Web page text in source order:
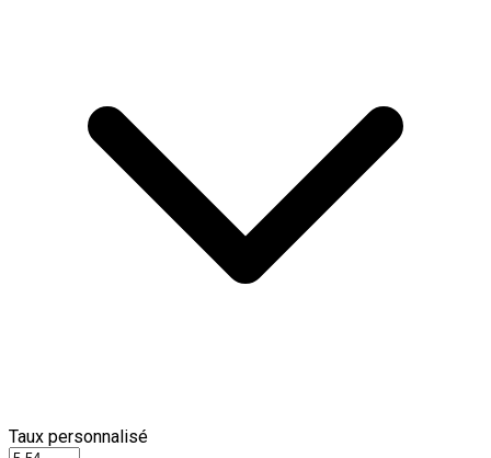
Taux personnalisé